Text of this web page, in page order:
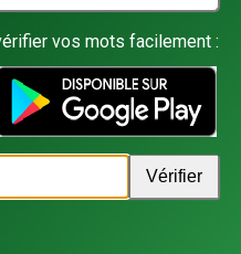
vos mots facilement :